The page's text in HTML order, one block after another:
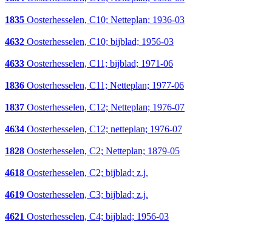
1835 Oosterhesselen, C10; Netteplan; 1936-03
4632 Oosterhesselen, C10; bijblad; 1956-03
4633 Oosterhesselen, C11; bijblad; 1971-06
1836 Oosterhesselen, C11; Netteplan; 1977-06
1837 Oosterhesselen, C12; Netteplan; 1976-07
4634 Oosterhesselen, C12; netteplan; 1976-07
1828 Oosterhesselen, C2; Netteplan; 1879-05
4618 Oosterhesselen, C2; bijblad; z.j.
4619 Oosterhesselen, C3; bijblad; z.j.
4621 Oosterhesselen, C4; bijblad; 1956-03